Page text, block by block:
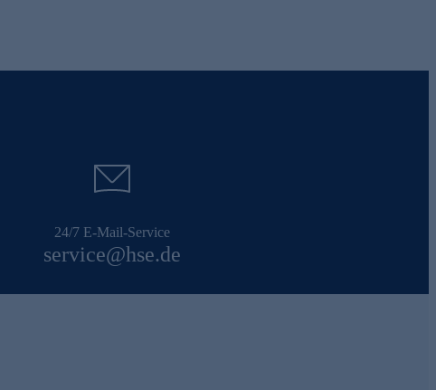
24/7 E-Mail-Service
service@hse.de